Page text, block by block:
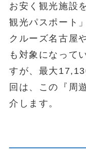
お安く観光施設
観光パスポート
クルーズ名古屋
も対象になって
すが、最大
回は、この『周
介します。